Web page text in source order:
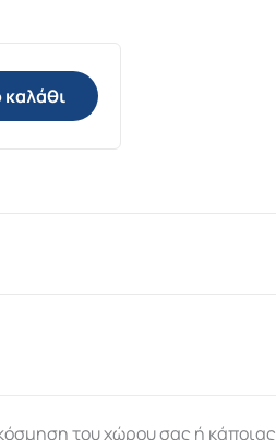
καλάθι
του χώρου σας ή κάποιας